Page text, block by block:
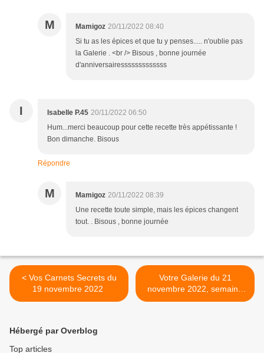
M Mamigoz 20/11/2022 08:40
Si tu as les épices et que tu y penses..... n'oublie pas
la Galerie . <br /> Bisous , bonne journée
d'anniversairesssssssssssss
I Isabelle P.45 20/11/2022 06:50
Hum...merci beaucoup pour cette recette très appétissante !
Bon dimanche. Bisous
Répondre
M Mamigoz 20/11/2022 08:39
Une recette toute simple, mais les épices changent
tout. . Bisous , bonne journée
< Vos Carnets Secrets du
19 novembre 2022
Votre Galerie du 21
novembre 2022, semaine
47 >
Hébergé par Overblog
Top articles